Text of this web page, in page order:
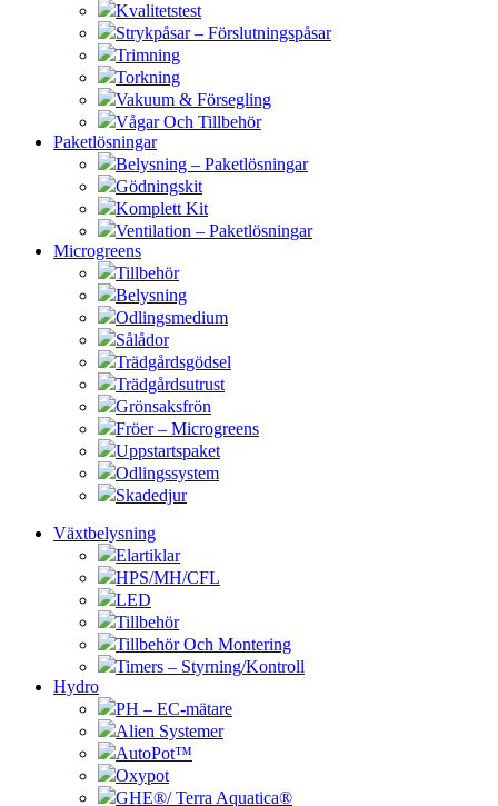
Kvalitetstest
Strykpåsar – Förslutningspåsar
Trimning
Torkning
Vakuum & Försegling
Vågar Och Tillbehör
Paketlösningar
Belysning – Paketlösningar
Gödningskit
Komplett Kit
Ventilation – Paketlösningar
Microgreens
Tillbehör
Belysning
Odlingsmedium
Sålådor
Trädgårdsgödsel
Trädgårdsutrust
Grönsaksfrön
Fröer – Microgreens
Uppstartspaket
Odlingssystem
Skadedjur
Växtbelysning
Elartiklar
HPS/MH/CFL
LED
Tillbehör
Tillbehör Och Montering
Timers – Styrning/Kontroll
Hydro
PH – EC-mätare
Alien Systemer
AutoPot™
Oxypot
GHE®/ Terra Aquatica®